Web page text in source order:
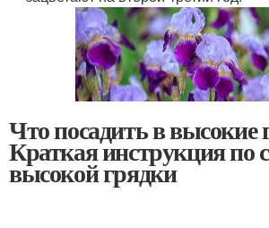
Что посадить в высокие
Краткая инструкция по
высокой грядки